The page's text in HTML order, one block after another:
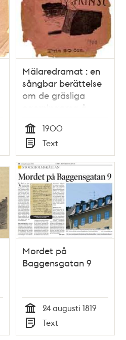
Mälaredramat : en
sångbar berättelse
om de gräsliga
ogerningarna å
ångbåten "Prins
Carl"
Tid
1900
Typ
Text
Mordet på
Baggensgatan 9
Tid
24 augusti 1819
Typ
Text